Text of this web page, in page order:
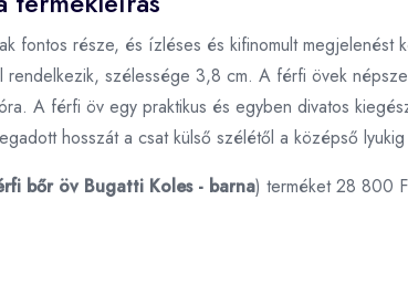
fontos része, és ízléses és kifinomult
szélessége 3,8 cm. A férfi övek
A férfi öv egy praktikus és egyben divatos
hosszát a csat külső szélétől a középső
bőr öv Bugatti Koles - barna) terméket 28 800